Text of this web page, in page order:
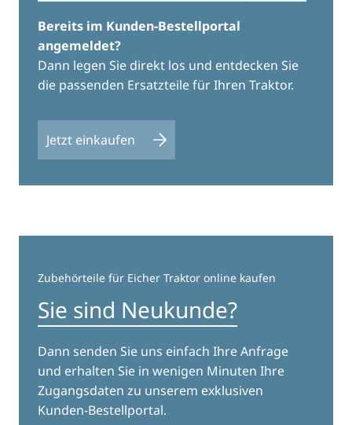
Bereits im Kunden-Bestellportal
angemeldet?
Dann legen Sie direkt los und entdecken Sie
die passenden Ersatzteile für Ihren Traktor.
Jetzt einkaufen
Zubehörteile für Eicher Traktor online kaufen
Sie sind Neukunde?
Dann senden Sie uns einfach Ihre Anfrage
und erhalten Sie in wenigen Minuten Ihre
Zugangsdaten zu unserem exklusiven
Kunden-Bestellportal.